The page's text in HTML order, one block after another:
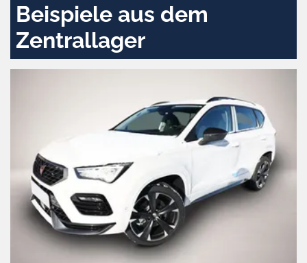
Beispiele aus dem
Zentrallager